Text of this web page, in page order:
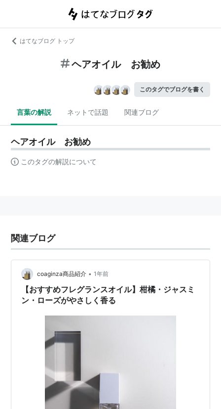
はてなブログ トップ
ヘアオイル お勧め
このタグでブログを書く
言葉の解説 ネットで話題 関連ブログ
ヘアオイル お勧め
このタグの解説について
関連ブログ
coaginza商品紹介 • 1年前
【おすすめフレグランスオイル】柑橘・ジャスミ
ン・ローズがやさしく香る